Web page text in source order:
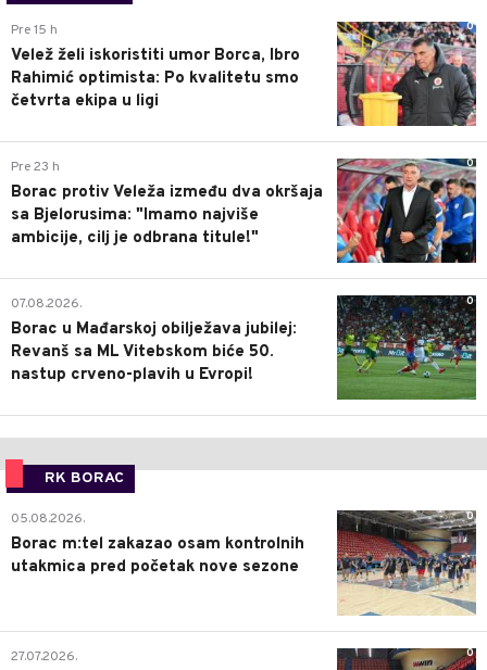
0
Pre 15 h
Velež želi iskoristiti umor Borca, Ibro
Rahimić optimista: Po kvalitetu smo
četvrta ekipa u ligi
0
Pre 23 h
Borac protiv Veleža između dva okršaja
sa Bjelorusima: "Imamo najviše
ambicije, cilj je odbrana titule!"
0
07.08.2026.
Borac u Mađarskoj obilježava jubilej:
Revanš sa ML Vitebskom biće 50.
nastup crveno-plavih u Evropi!
RK BORAC
0
05.08.2026.
Borac m:tel zakazao osam kontrolnih
utakmica pred početak nove sezone
0
27.07.2026.